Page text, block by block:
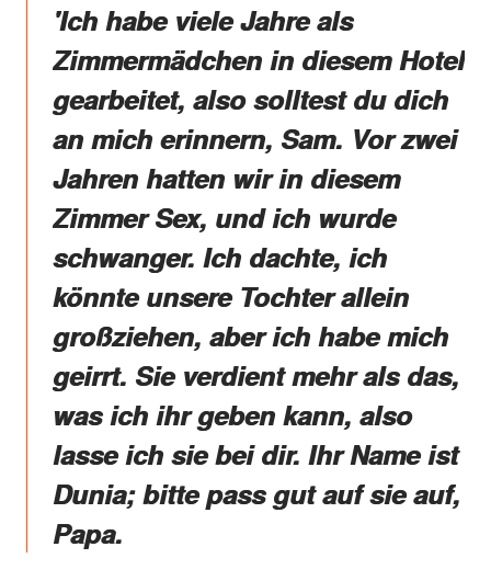
'Ich habe viele Jahre als
Zimmermädchen in diesem Hotel
gearbeitet, also solltest du dich
an mich erinnern, Sam. Vor zwei
Jahren hatten wir in diesem
Zimmer Sex, und ich wurde
schwanger. Ich dachte, ich
könnte unsere Tochter allein
großziehen, aber ich habe mich
geirrt. Sie verdient mehr als das,
was ich ihr geben kann, also
lasse ich sie bei dir. Ihr Name ist
Dunia; bitte pass gut auf sie auf,
Papa.